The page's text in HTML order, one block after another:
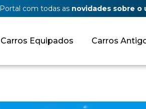
Portal com todas as novidades sobre
Carros Equipados Carros